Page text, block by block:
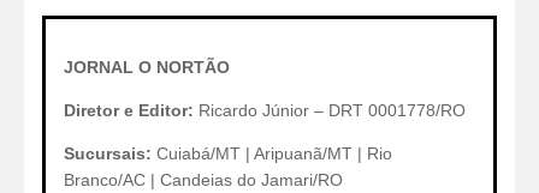
JORNAL O NORTÃO
Diretor e Editor: Ricardo Júnior – DRT 0001778/RO
Sucursais: Cuiabá/MT | Aripuanã/MT | Rio
Branco/AC | Candeias do Jamari/RO